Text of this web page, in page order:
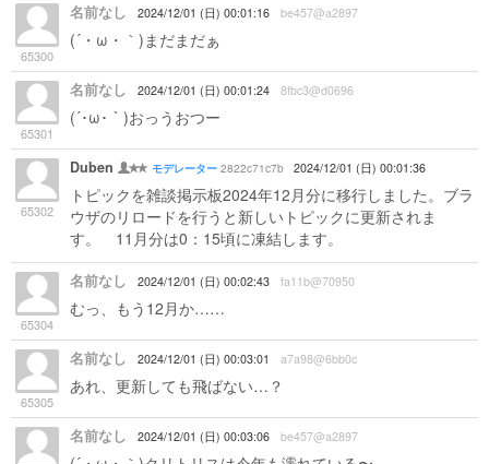
65300
名前なし 2024/12/01 (日) 00:01:16 be457@a2897
(´・ω・｀)まだまだぁ
65301
名前なし 2024/12/01 (日) 00:01:24 8fbc3@d0696
(´･ω･｀)おっうおつー
65302
Duben モデレーター 2822c71c7b 2024/12/01 (日) 00:01:36
トピックを雑談掲示板2024年12月分に移行しました。ブラ
ウザのリロードを行うと新しいトピックに更新されま
す。 11月分は0：15頃に凍結します。
65304
名前なし 2024/12/01 (日) 00:02:43 fa11b@70950
むっ、もう12月か……
65305
名前なし 2024/12/01 (日) 00:03:01 a7a98@6bb0c
あれ、更新しても飛ばない…？
名前なし 2024/12/01 (日) 00:03:06 be457@a2897